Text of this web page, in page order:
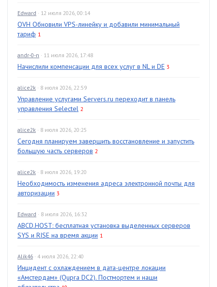
Edward · 12 июля 2026, 00:14
OVH Обновили VPS-линейку и добавили минимальный
тариф 1
andr-0-n · 11 июля 2026, 17:48
Начислили компенсации для всех услуг в NL и DE 3
alice2k · 8 июля 2026, 22:59
Управление услугами Servers.ru переходит в панель
управления Selectel 2
alice2k · 8 июля 2026, 20:25
Сегодня планируем завершить восстановление и запустить
большую часть серверов 2
alice2k · 8 июля 2026, 19:20
Необходимость изменения адреса электронной почты для
авторизации 3
Edward · 8 июля 2026, 16:32
ABCD.HOST: бесплатная установка выделенных серверов
SYS и RISE на время акции 1
Alik46 · 4 июля 2026, 22:40
Инцидент с охлаждением в дата-центре локации
«Амстердам» (Qupra DC2). Постмортем и наши